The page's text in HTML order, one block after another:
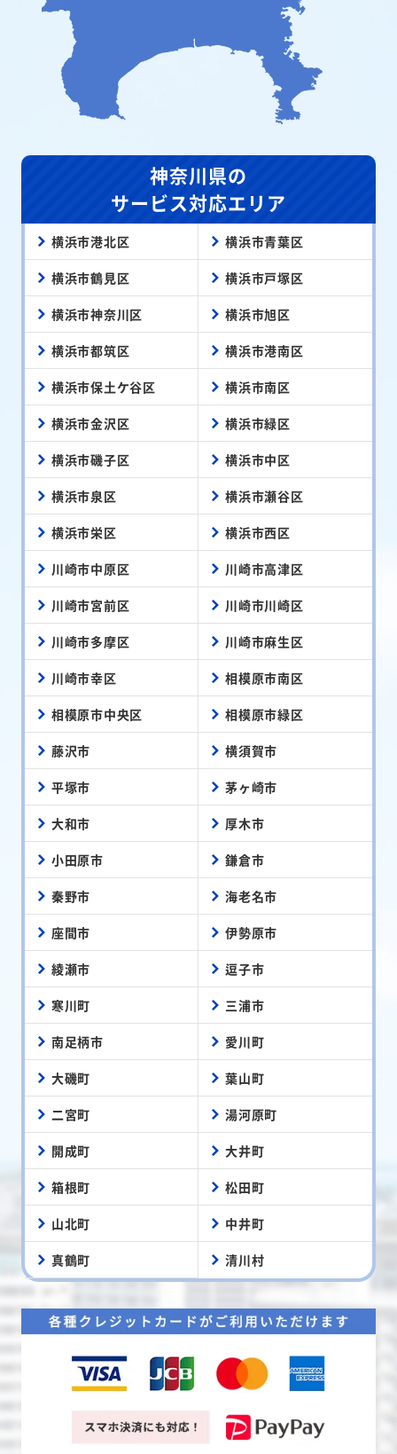
神奈川県の
サービス対応エリア
横浜市港北区 横浜市青葉区
横浜市鶴見区 横浜市戸塚区
横浜市神奈川区 横浜市旭区
横浜市都筑区 横浜市港南区
横浜市保土ケ谷区 横浜市南区
横浜市金沢区 横浜市緑区
横浜市磯子区 横浜市中区
横浜市泉区 横浜市瀬谷区
横浜市栄区 横浜市西区
川崎市中原区 川崎市高津区
川崎市宮前区 川崎市川崎区
川崎市多摩区 川崎市麻生区
川崎市幸区 相模原市南区
相模原市中央区 相模原市緑区
藤沢市 横須賀市
平塚市 茅ヶ崎市
大和市 厚木市
小田原市 鎌倉市
秦野市 海老名市
座間市 伊勢原市
綾瀬市 逗子市
寒川町 三浦市
南足柄市 愛川町
大磯町 葉山町
二宮町 湯河原町
開成町 大井町
箱根町 松田町
山北町 中井町
真鶴町 清川村